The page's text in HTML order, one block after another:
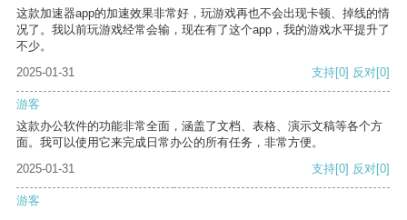
这款加速器app的加速效果非常好，玩游戏再也不会出现卡顿、掉线的情
况了。我以前玩游戏经常会输，现在有了这个app，我的游戏水平提升了
不少。
2025-01-31
支持[0] 反对[0]
游客
这款办公软件的功能非常全面，涵盖了文档、表格、演示文稿等各个方
面。我可以使用它来完成日常办公的所有任务，非常方便。
2025-01-31
支持[0] 反对[0]
游客